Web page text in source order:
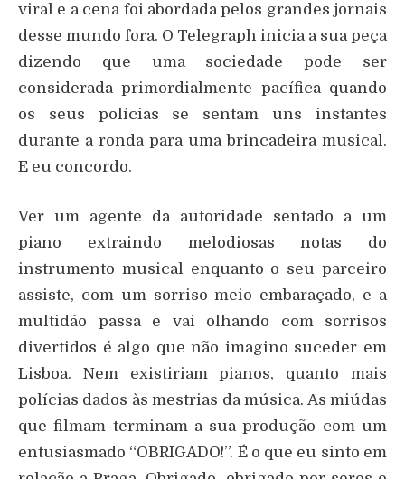
viral e a cena foi abordada pelos grandes jornais
desse mundo fora. O Telegraph inicia a sua peça
dizendo que uma sociedade pode ser
considerada primordialmente pacífica quando
os seus polícias se sentam uns instantes
durante a ronda para uma brincadeira musical.
E eu concordo.
Ver um agente da autoridade sentado a um
piano extraindo melodiosas notas do
instrumento musical enquanto o seu parceiro
assiste, com um sorriso meio embaraçado, e a
multidão passa e vai olhando com sorrisos
divertidos é algo que não imagino suceder em
Lisboa. Nem existiriam pianos, quanto mais
polícias dados às mestrias da música. As miúdas
que filmam terminam a sua produção com um
entusiasmado “OBRIGADO!”. É o que eu sinto em